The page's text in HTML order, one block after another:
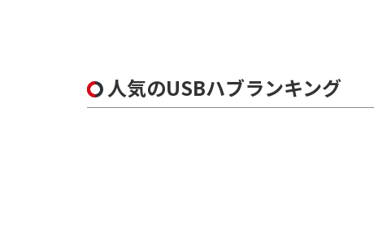
人気のUSBハブランキング